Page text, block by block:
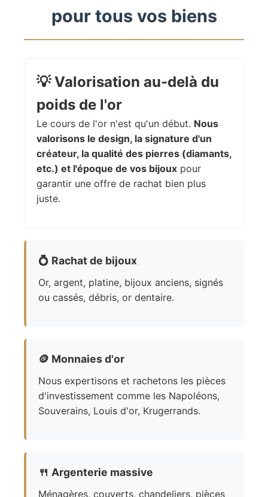
pour tous vos biens
💡Valorisation au-delà du
poids de l'or
Le cours de l'or n'est qu'un début. Nous
valorisons le design, la signature d'un
créateur, la qualité des pierres (diamants,
etc.) et l'époque de vos bijoux pour
garantir une offre de rachat bien plus
juste.
💍 Rachat de bijoux
Or, argent, platine, bijoux anciens, signés
ou cassés, débris, or dentaire.
🪙 Monnaies d'or
Nous expertisons et rachetons les pièces
d'investissement comme les Napoléons,
Souverains, Louis d'or, Krugerrands.
🍴 Argenterie massive
Ménagères, couverts, chandeliers, pièces